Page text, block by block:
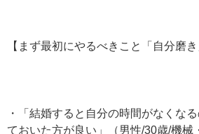
【まず最初にやるべきこと「自分磨き
・「結婚すると自分の時間がなくな
ておいた方が良い」（男性/30歳/機械